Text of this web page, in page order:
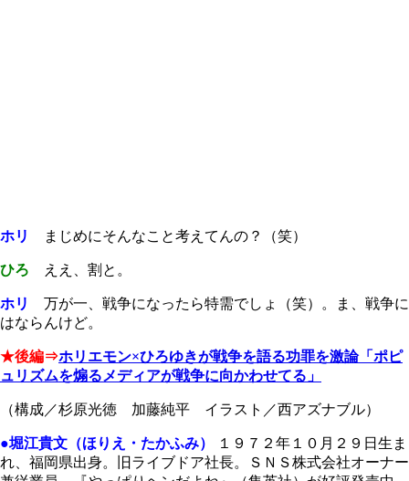
ホリ まじめにそんなこと考えてんの？（笑）
ひろ ええ、割と。
ホリ
万が一、戦争になったら特需でしょ（笑）。ま、戦争に
はならんけど。
★後編⇒ホリエモン×ひろゆきが戦争を語る功罪を激論「ポピ
ュリズムを煽るメディアが戦争に向かわせてる」
（構成／杉原光徳 加藤純平 イラスト／西アズナブル）
●堀江貴文（ほりえ・たかふみ）
１９７２年１０月２９日生ま
れ、福岡県出身。旧ライブドア社長。ＳＮＳ株式会社オーナー